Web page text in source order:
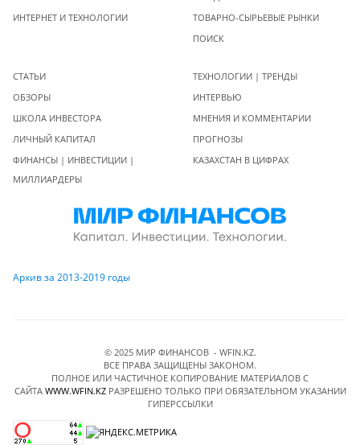
ИНТЕРНЕТ И ТЕХНОЛОГИИ
ТОВАРНО-СЫРЬЕВЫЕ РЫНКИ
ПОИСК
СТАТЬИ
ОБЗОРЫ
ШКОЛА ИНВЕСТОРА
ЛИЧНЫЙ КАПИТАЛ
ФИНАНСЫ | ИНВЕСТИЦИИ |
МИЛЛИАРДЕРЫ
ТЕХНОЛОГИИ | ТРЕНДЫ
ИНТЕРВЬЮ
МНЕНИЯ И КОММЕНТАРИИ
ПРОГНОЗЫ
КАЗАХСТАН В ЦИФРАХ
Архив за 2013-2019 годы
© 2025 МИР ФИНАНСОВ - WFIN.KZ.
ВСЕ ПРАВА ЗАЩИЩЕНЫ ЗАКОНОМ.
ПОЛНОЕ ИЛИ ЧАСТИЧНОЕ КОПИРОВАНИЕ МАТЕРИАЛОВ C
САЙТА WWW.WFIN.KZРАЗРЕШЕНО ТОЛЬКО ПРИ ОБЯЗАТЕЛЬНОМ УКАЗАНИИ
ГИПЕРССЫЛКИ